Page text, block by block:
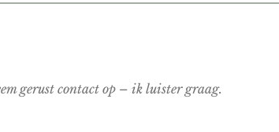
gerust contact op – ik luister graag.